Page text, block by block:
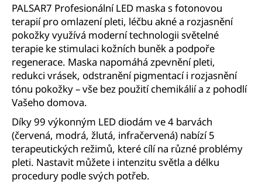
PALSAR7 Profesionální LED maska s fotonovou
terapií pro omlazení pleti, léčbu akné a rozjasnění
pokožky využívá moderní technologii světelné
terapie ke stimulaci kožních buněk a podpoře
regenerace. Maska napomáhá zpevnění pleti,
redukci vrásek, odstranění pigmentací i rozjasnění
tónu pokožky – vše bez použití chemikálií a z pohodlí
Vašeho domova.
Díky 99 výkonným LED diodám ve 4 barvách
(červená, modrá, žlutá, infračervená) nabízí 5
terapeutických režimů, které cílí na různé problémy
pleti. Nastavit můžete i intenzitu světla a délku
procedury podle svých potřeb.
D
o
p
o
r
u
u
j
e
m
e